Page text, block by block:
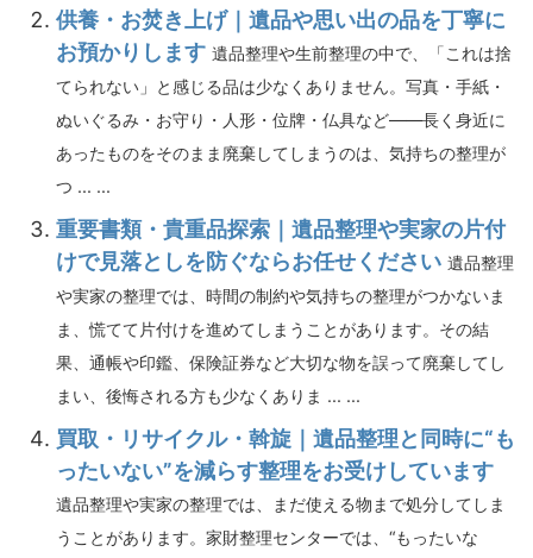
供養・お焚き上げ｜遺品や思い出の品を丁寧に
お預かりします 遺品整理や生前整理の中で、「これは捨
てられない」と感じる品は少なくありません。写真・手紙・
ぬいぐるみ・お守り・人形・位牌・仏具など――長く身近に
あったものをそのまま廃棄してしまうのは、気持ちの整理が
つ ... ...
重要書類・貴重品探索｜遺品整理や実家の片付
けで見落としを防ぐならお任せください 遺品整理
や実家の整理では、時間の制約や気持ちの整理がつかないま
ま、慌てて片付けを進めてしまうことがあります。その結
果、通帳や印鑑、保険証券など大切な物を誤って廃棄してし
まい、後悔される方も少なくありま ... ...
買取・リサイクル・斡旋｜遺品整理と同時に“も
ったいない”を減らす整理をお受けしています
遺品整理や実家の整理では、まだ使える物まで処分してしま
うことがあります。家財整理センターでは、“もったいな